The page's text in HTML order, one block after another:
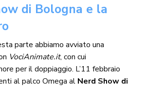
di Bologna e la
parte abbiamo avviato una
VociAnimate.it, con cui
per il doppiaggio. L’11 febbraio
al palco Omega al Nerd Show di